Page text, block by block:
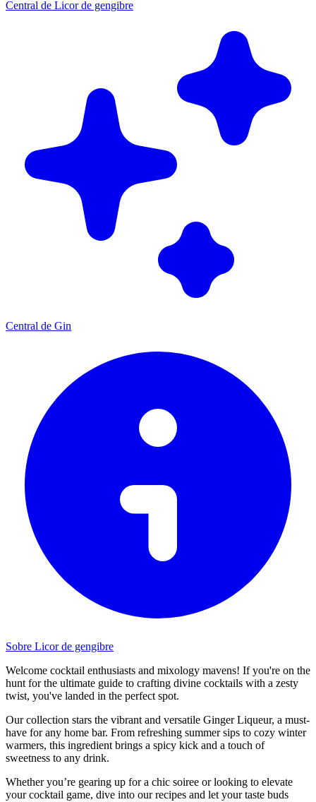
Central de Licor de gengibre
Central de Gin
Sobre Licor de gengibre
Welcome cocktail enthusiasts and mixology mavens! If you're on the
hunt for the ultimate guide to crafting divine cocktails with a zesty
twist, you've landed in the perfect spot.
Our collection stars the vibrant and versatile Ginger Liqueur, a must-
have for any home bar. From refreshing summer sips to cozy winter
warmers, this ingredient brings a spicy kick and a touch of
sweetness to any drink.
Whether you’re gearing up for a chic soiree or looking to elevate
your cocktail game, dive into our recipes and let your taste buds